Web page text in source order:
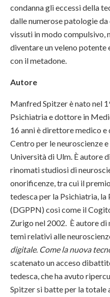
condanna gli eccessi della
dalle numerose patologie da
vissuti in modo compulsivo,
diventare un veleno potente
con il metadone.
Autore
Manfred Spitzer è nato nel
Psichiatria e dottore in
16 anni è direttore medico
Centro per le neuroscienze
Università di Ulm. È autore
rinomati studiosi di
onorificenze, tra cui il
tedesca per la Psichiatria,
(DGPPN) così come il
Zurigo nel 2002. È autore di
temi relativi alle
digitale. Come la nuova
scatenato un acceso
tedesca, che ha avuto
Spitzer si batte per la totale